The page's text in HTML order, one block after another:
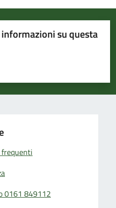
su questa
su 5
5
frequenti
0161 849112